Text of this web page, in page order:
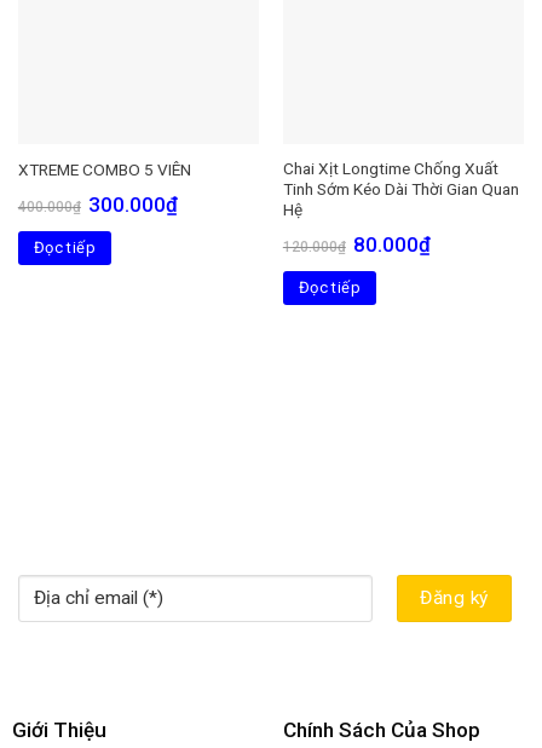
XTREME COMBO 5 VIÊN
400.000₫ Giá
gốc
là:
400.000₫.
300.000₫Giá
Đọc tiếp
Chai Xịt Longtime Chống Xuất
Tinh Sớm Kéo Dài Thời Gian Quan
Hệ
120.000₫ Giá
gốc
là:
120.000₫.
80.000₫Giá
Đọc tiếp
Giới Thiệu Chính Sách Của Shop